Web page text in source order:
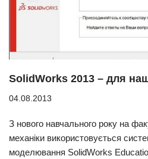
SolidWorks 2013 – для
04.08.2013
З нового навчального року на
механіки використовується
моделювання SolidWorks